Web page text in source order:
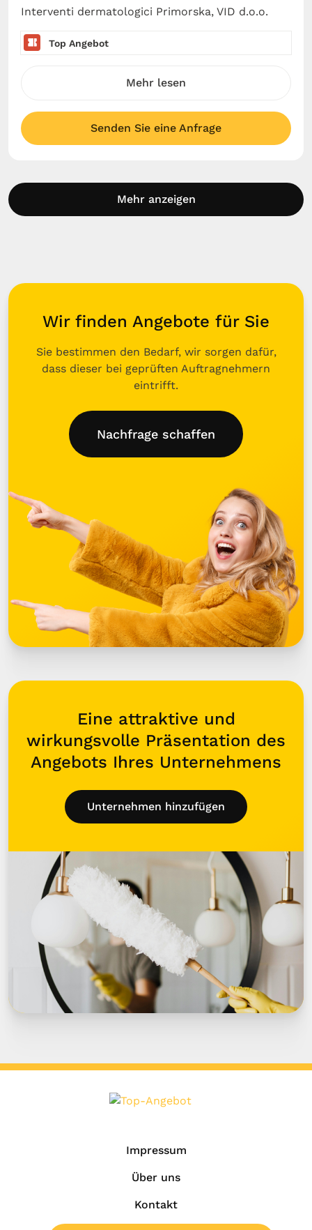
Interventi dermatologici Primorska, VID d.o.o.
Top Angebot
Mehr lesen
Senden Sie eine Anfrage
Mehr anzeigen
Wir finden Angebote für Sie
Sie bestimmen den Bedarf, wir sorgen dafür,
dass dieser bei geprüften Auftragnehmern
eintrifft.
Nachfrage schaffen
Eine attraktive und
wirkungsvolle Präsentation des
Angebots Ihres Unternehmens
Unternehmen hinzufügen
Impressum
Über uns
Kontakt